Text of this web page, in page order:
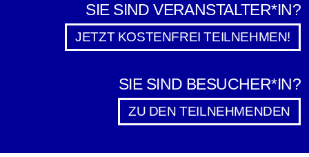
SIE SIND VERANSTALTER*IN?
JETZT KOSTENFREI TEILNEHMEN!
SIE SIND BESUCHER*IN?
ZU DEN TEILNEHMENDEN